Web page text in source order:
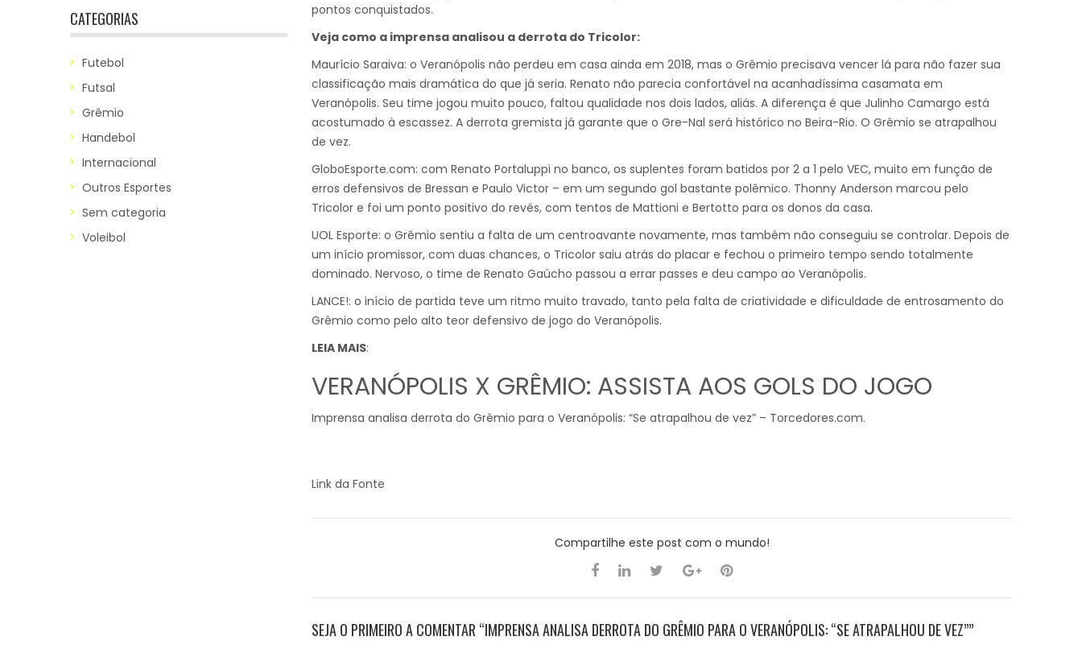
CATEGORIAS
Futebol
Futsal
Grêmio
Handebol
Internacional
Outros Esportes
Sem categoria
Voleibol
pontos conquistados.
Veja como a imprensa analisou a derrota do Tricolor:
Maurício Saraiva: o Veranópolis não perdeu em casa ainda em 2018, mas o Grêmio precisava vencer lá para não fazer sua
classificação mais dramática do que já seria. Renato não parecia confortável na acanhadíssima casamata em
Veranópolis. Seu time jogou muito pouco, faltou qualidade nos dois lados, aliás. A diferença é que Julinho Camargo está
acostumado à escassez. A derrota gremista já garante que o Gre-Nal será histórico no Beira-Rio. O Grêmio se atrapalhou
de vez.
GloboEsporte.com: com Renato Portaluppi no banco, os suplentes foram batidos por 2 a 1 pelo VEC, muito em função de
erros defensivos de Bressan e Paulo Victor – em um segundo gol bastante polêmico. Thonny Anderson marcou pelo
Tricolor e foi um ponto positivo do revés, com tentos de Mattioni e Bertotto para os donos da casa.
UOL Esporte: o Grêmio sentiu a falta de um centroavante novamente, mas também não conseguiu se controlar. Depois de
um início promissor, com duas chances, o Tricolor saiu atrás do placar e fechou o primeiro tempo sendo totalmente
dominado. Nervoso, o time de Renato Gaúcho passou a errar passes e deu campo ao Veranópolis.
LANCE!: o início de partida teve um ritmo muito travado, tanto pela falta de criatividade e dificuldade de entrosamento do
Grêmio como pelo alto teor defensivo de jogo do Veranópolis.
LEIA MAIS:
VERANÓPOLIS X GRÊMIO: ASSISTA AOS GOLS DO JOGO
Imprensa analisa derrota do Grêmio para o Veranópolis: “Se atrapalhou de vez” – Torcedores.com.
Link da Fonte
Compartilhe este post com o mundo!
SEJA O PRIMEIRO A COMENTAR “IMPRENSA ANALISA DERROTA DO GRÊMIO PARA O VERANÓPOLIS: “SE ATRAPALHOU DE VEZ””